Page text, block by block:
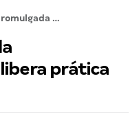
Promulgada Emenda Constitucional que libera prática da vaquejada
prática